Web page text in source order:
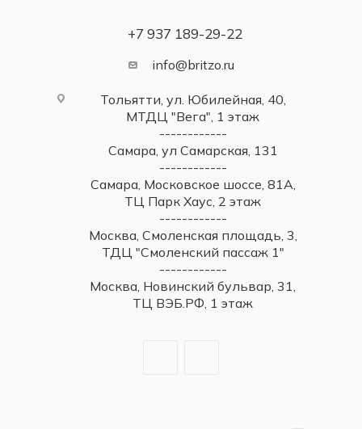
+7 937 189-29-22
info@britzo.ru
Тольятти, ул. Юбилейная, 40,
МТДЦ "Вега", 1 этаж
------------
Самара, ул Самарская, 131
------------
Самара, Московское шоссе, 81А,
ТЦ Парк Хаус, 2 этаж
------------
Москва, Смоленская площадь, 3,
ТДЦ "Смоленский пассаж 1"
------------
Москва, Новинский бульвар, 31,
ТЦ ВЭБ.РФ, 1 этаж